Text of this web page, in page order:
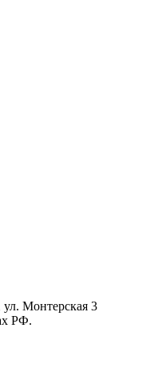
ул. Монтерская 3
РФ.